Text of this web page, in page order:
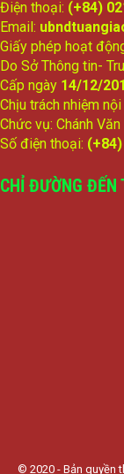
Điện thoại: (+84)
Email:
Giấy phép hoạt
Do Sở Thông tin-
Cấp ngày 14/12/
Chịu trách nhiệm nội
Chức vụ: Chánh
Số điện thoại:
CHỈ ĐƯỜNG ĐẾN
© 2020 - Bản quyền